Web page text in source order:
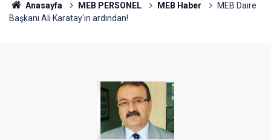
Anasayfa MEB PERSONEL MEB Haber
MEB Daire
Başkanı Ali Karatay'ın ardından!